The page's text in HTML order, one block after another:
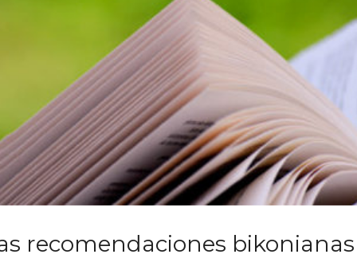
recomendaciones bikonianas